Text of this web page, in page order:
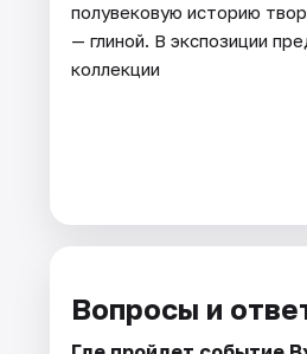
полувековую историю
— глиной. В экспозиции
коллекции
Вопросы и